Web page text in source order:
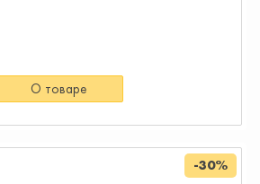
О товаре
-30%